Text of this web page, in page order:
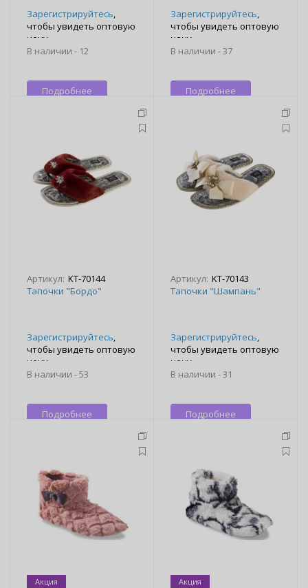
Зарегистрируйтесь,
чтобы увидеть оптовую
цену
В наличии - 12
Подробнее
Зарегистрируйтесь,
чтобы увидеть оптовую
цену
В наличии -37
Подробнее
Артикул: KT-70144
Тапочки "Бордо"
Зарегистрируйтесь,
чтобы увидеть оптовую
цену
В наличии -53
Подробнее
Артикул: KT-70143
Тапочки "Шампань"
Зарегистрируйтесь,
чтобы увидеть оптовую
цену
В наличии -31
Подробнее
Акция Акция